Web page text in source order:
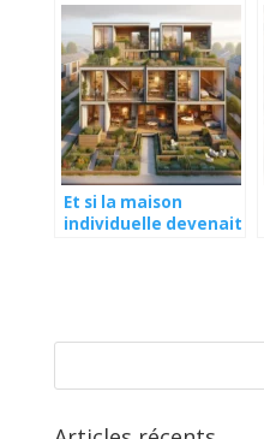
indispensable pour le
réaménagement
d’intérieur
Et si la maison
individuelle devenait